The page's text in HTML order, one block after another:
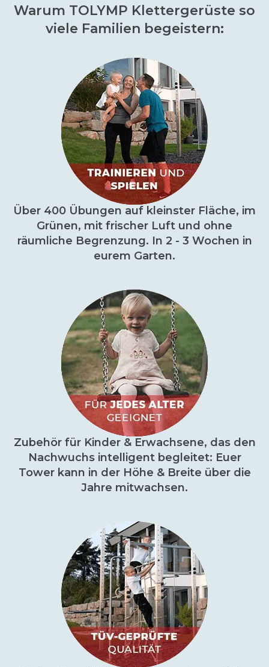
Warum TOLYMP Klettergerüste so
viele Familien begeistern:
Über 400 Übungen auf kleinster Fläche, im
Grünen, mit frischer Luft und ohne
räumliche Begrenzung. In 2 - 3 Wochen in
eurem Garten.
Zubehör für Kinder & Erwachsene, das den
Nachwuchs intelligent begleitet: Euer
Tower kann in der Höhe & Breite über die
Jahre mitwachsen.